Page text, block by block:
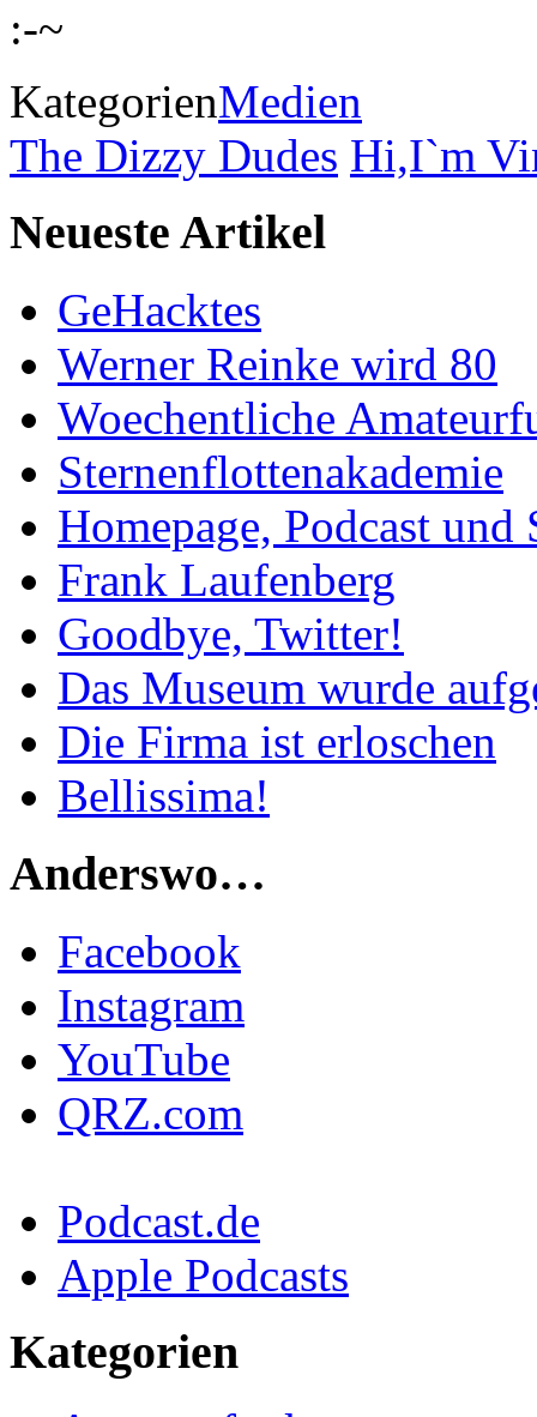
:-~
KategorienMedien
The Dizzy Dudes Hi,I`m
Neueste Artikel
GeHacktes
Werner Reinke wird 80
Woechentliche
Sternenflottenakademie
Homepage, Podcast
Frank Laufenberg
Goodbye, Twitter!
Das Museum wurde
Die Firma ist erloschen
Bellissima!
Anderswo…
Facebook
Instagram
YouTube
QRZ.com
Podcast.de
Apple Podcasts
Kategorien